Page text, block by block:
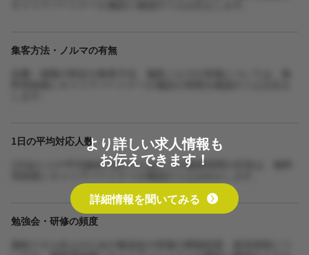
集客方法・ノルマの有無
1日の平均対応人数
1日あたりの平均施術人数や1人あたりの施術時間の目安は、無料
勉強会・研修の頻度
より詳しい求人情報も
お伝えできます！
詳細情報を聞いてみる